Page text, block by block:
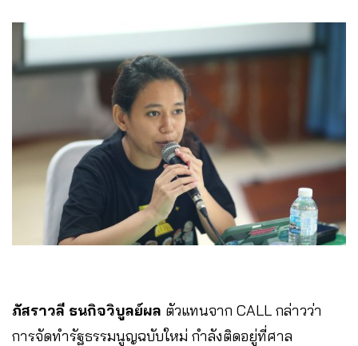
ภัสราวลี ธนกิจวิบูลย์ผล ตัวแทนจาก CALL กล่าวว่า
การจัดทำรัฐธรรมนูญฉบับใหม่ กำลังติดอยู่ที่ศาล